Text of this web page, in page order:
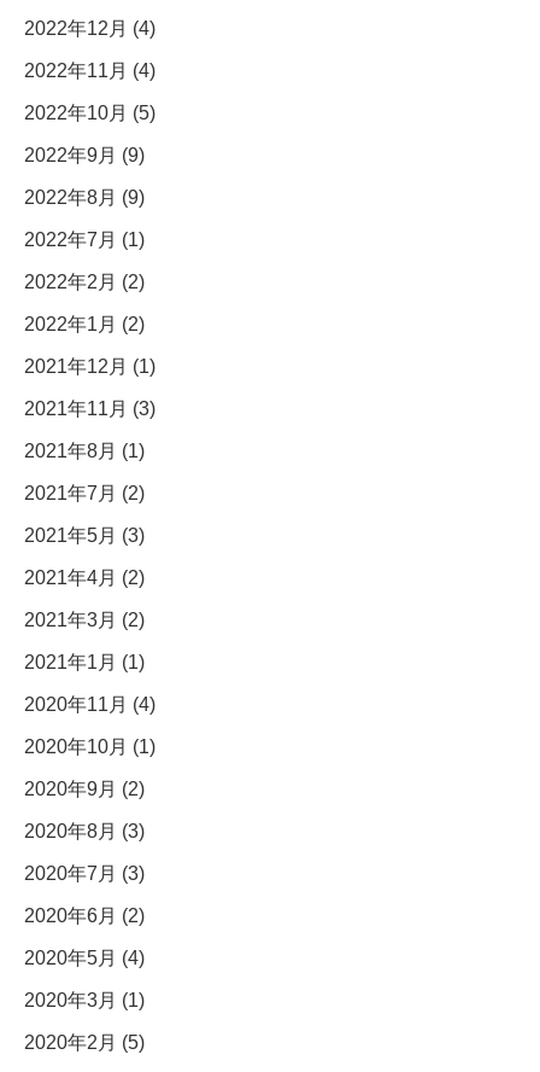
2022年12月 (4)
2022年11月 (4)
2022年10月 (5)
2022年9月 (9)
2022年8月 (9)
2022年7月 (1)
2022年2月 (2)
2022年1月 (2)
2021年12月 (1)
2021年11月 (3)
2021年8月 (1)
2021年7月 (2)
2021年5月 (3)
2021年4月 (2)
2021年3月 (2)
2021年1月 (1)
2020年11月 (4)
2020年10月 (1)
2020年9月 (2)
2020年8月 (3)
2020年7月 (3)
2020年6月 (2)
2020年5月 (4)
2020年3月 (1)
2020年2月 (5)